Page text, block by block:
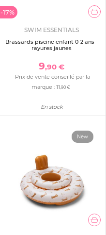
-17%
SWIM ESSENTIALS
Brassards piscine enfant 0-2 ans -
rayures jaunes
9,90 €
Prix de vente conseillé par la
marque : 11,90 €
En stock
New